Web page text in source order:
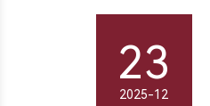
23
2025-12